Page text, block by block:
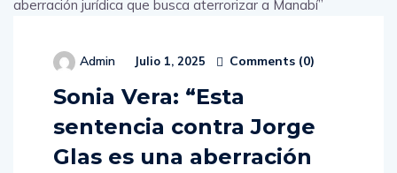
Admin Julio 1, 2025 Comments (0)
Sonia Vera: “Esta
sentencia contra Jorge
Glas es una aberración